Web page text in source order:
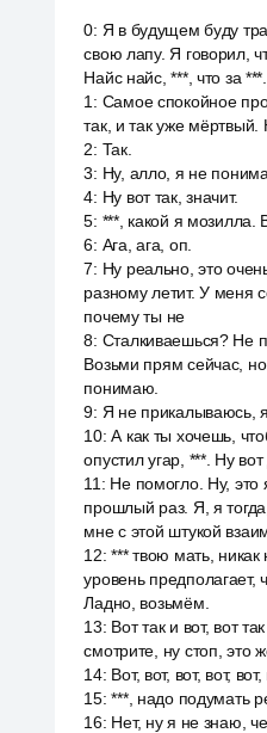
0: Я в будущем буду
свою лапу. Я говорил,
Найс найс, ***, что за ***.
1 : Самое спокойное
так, и так уже мёртвый.
2: Так.
3: Ну, алло, я не
4: Ну вот так, значит.
5: ***, какой я мозилла.
6: Ага, ага, оп.
7: Ну реально, это
разному летит. У меня
почему ты не
8: Сталкиваешься? Не
Возьми прям сейчас,
понимаю.
9: Я не прикалываюсь,
10:А как ты хочешь,
опустил угар, ***. Ну вот
11 : Не помогло. Ну, это
прошлый раз. Я, я
мне с этой штукой
12:*** твою мать,
уровень предполагает,
Ладно, возьмём.
13: Вот так и вот, вот
смотрите, ну стоп, это
14: Вот, вот, вот, вот,
15:***, надо подумать
16: Нет, ну я не знаю,